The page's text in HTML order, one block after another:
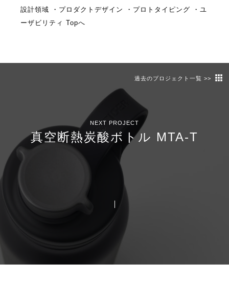
設計領域 ・プロダクトデザイン ・プロトタイピング ・ユ
ーザビリティ Topへ
過去のプロジェクト一覧 >>
NEXT PROJECT
真空断熱炭酸ボトル MTA-T